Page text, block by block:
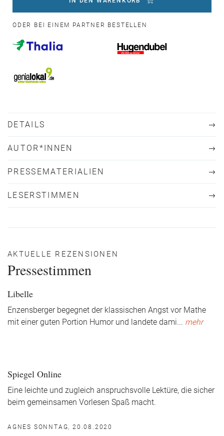
ODER BEI EINEM PARTNER BESTELLEN
DETAILS
AUTOR*INNEN
PRESSEMATERIALIEN
LESERSTIMMEN
AKTUELLE REZENSIONEN
Pressestimmen
Libelle
Enzensberger begegnet der klassischen Angst vor Mathe
mit einer guten Portion Humor und landete dami... mehr
Spiegel Online
Eine leichte und zugleich anspruchsvolle Lektüre, die sicher
beim gemeinsamen Vorlesen Spaß macht.
AGNES SONNTAG, 20.08.2020